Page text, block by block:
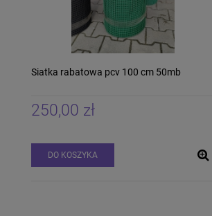
Siatka rabatowa pcv 100 cm 50mb
250,00 zł
DO KOSZYKA